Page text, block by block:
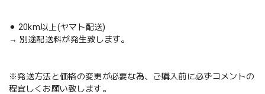
⚫︎ 20km以上(ヤマト配送)
→ 別途配送料が発生致します。
※発送方法と価格の変更が必要な為、ご購入前に必ずコメントの
程宜しくお願い致します。